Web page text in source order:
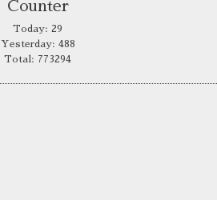
Counter
Today: 29
Yesterday: 488
Total: 773294